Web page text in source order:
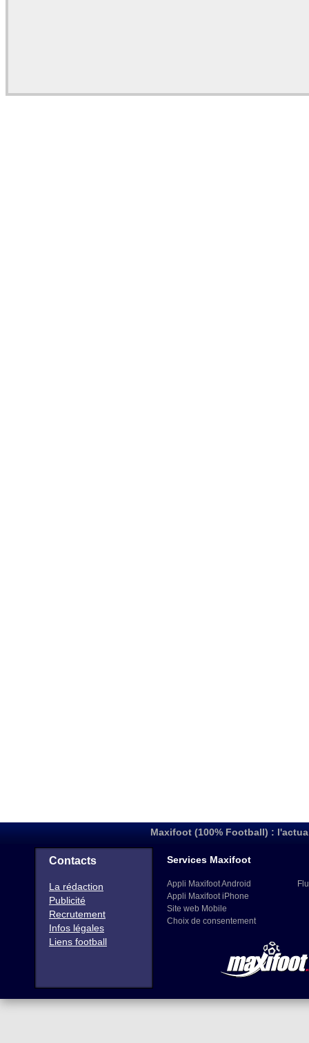
Maxifoot (100% Football) :
Contacts
La rédaction
Publicité
Recrutement
Infos légales
Liens football
Services Maxifoot
Appli Maxifoot Android
Appli Maxifoot iPhone
Site web Mobile
Choix de consentement